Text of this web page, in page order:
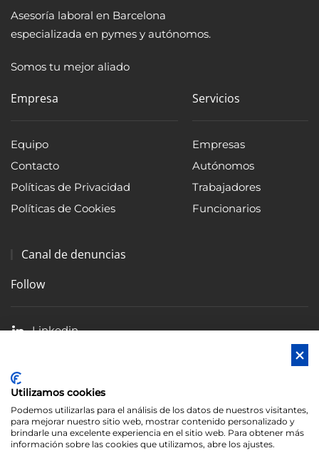
Asesoría laboral en Barcelona
especializada en pymes y autónomos.
Somos tu mejor aliado
Empresa
Equipo
Contacto
Políticas de Privacidad
Políticas de Cookies
Canal de denuncias
Servicios
Empresas
Autónomos
Trabajadores
Funcionarios
Follow
Linkedin
Blog
Utilizamos cookies
Podemos utilizarlas para el análisis de los datos de nuestros visitantes,
para mejorar nuestro sitio web, mostrar contenido personalizado y
brindarle una excelente experiencia en el sitio web. Para obtener más
información sobre las cookies que utilizamos, abre los ajustes.